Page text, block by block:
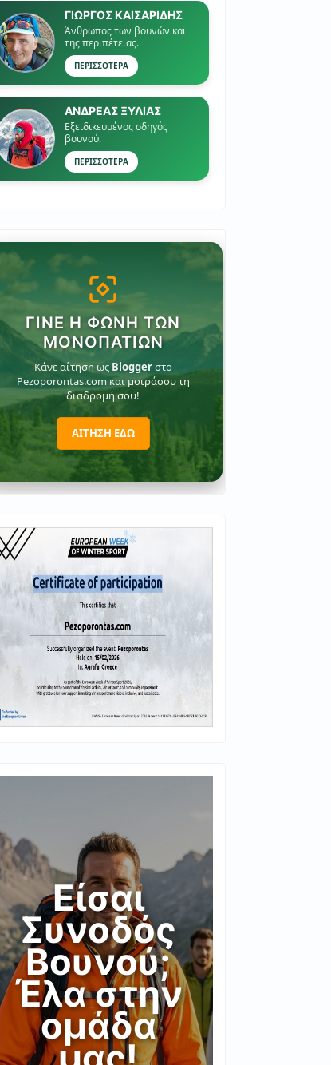
ΓΙΏΡΓΟΣ ΚΑΙΣΑΡΙΔΗΣ
Άνθρωπος των βουνών και
της περιπέτειας.
ΠΕΡΙΣΣΟΤΕΡΑ
ΑΝΔΡΕΑΣ ΞΥΛΙΑΣ
Εξειδικευμένος οδηγός
βουνού.
ΠΕΡΙΣΣΟΤΕΡΑ
ΓΊΝΕ Η ΦΩΝΉ ΤΩΝ
ΜΟΝΟΠΑΤΙΏΝ
Κάνε αίτηση ως Bloggerστο
Pezoporontas.com και μοιράσου τη
διαδρομή σου!
ΑΙΤΗΣΗ ΕΔΩ
Είσαι
Συνοδός
Βουνού;
Έλα στην
ομάδα